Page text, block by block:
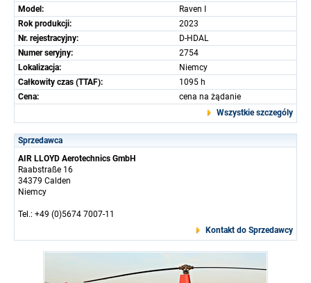
Model:
Raven I
Rok produkcji:
2023
Nr. rejestracyjny:
D-HDAL
Numer seryjny:
2754
Lokalizacja:
Niemcy
Całkowity czas (TTAF):
1095 h
Cena:
cena na żądanie
Wszystkie szczególy
Sprzedawca
AIR LLOYD Aerotechnics GmbH
Raabstraße 16
34379 Calden
Niemcy
Tel.: +49 (0)5674 7007-11
Kontakt do Sprzedawcy